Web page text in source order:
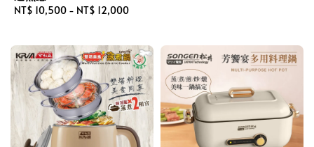
Regular
NT$ 10,500 - NT$ 12,000